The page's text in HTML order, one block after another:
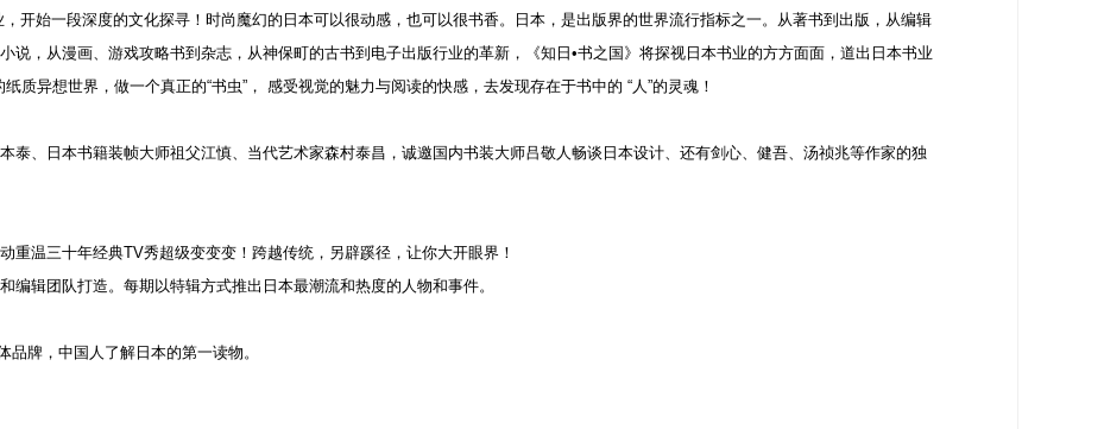
，开始一段深度的文化探寻！时尚魔幻的日本可以很动感，也可以很书香。日本，是出版界的世界流行指标之一。从著书到出版，从编辑
说，从漫画、游戏攻略书到杂志，从神保町的古书到电子出版行业的革新，《知日•书之国》将探视日本书业的方方面面，道出日本书业
质异想世界，做一个真正的“书虫”， 感受视觉的魅力与阅读的快感，去发现存在于书中的 “人”的灵魂！
泰、日本书籍装帧大师祖父江慎、当代艺术家森村泰昌，诚邀国内书装大师吕敬人畅谈日本设计、还有剑心、健吾、汤祯兆等作家的独
重温三十年经典TV秀超级变变变！跨越传统，另辟蹊径，让你大开眼界！
编辑团队打造。每期以特辑方式推出日本最潮流和热度的人物和事件。
品牌，中国人了解日本的第一读物。